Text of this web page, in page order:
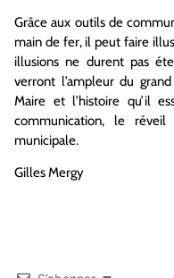
Grâce aux outils de
main de fer, il peut faire
illusions ne durent pas
verront l’ampleur du
Maire et l’histoire qu’il
communication, le
municipale.
Gilles Mergy